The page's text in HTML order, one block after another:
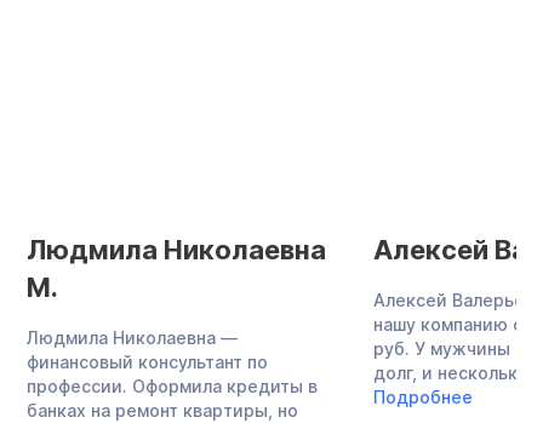
Людмила Николаевна
М.
Людмила Николаевна —
финансовый консультант по
профессии. Оформила кредиты в
банках на ремонт квартиры, но
Алексей
Алексей
нашу компанию с
руб. У мужчины
долг, и несколько
Подробнее